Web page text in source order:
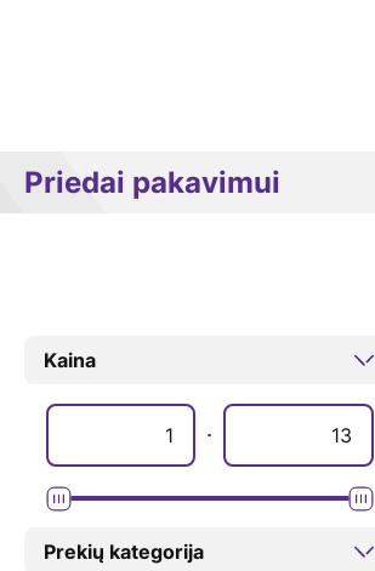
Priedai pakavimui
Kaina
Prekių kategorija